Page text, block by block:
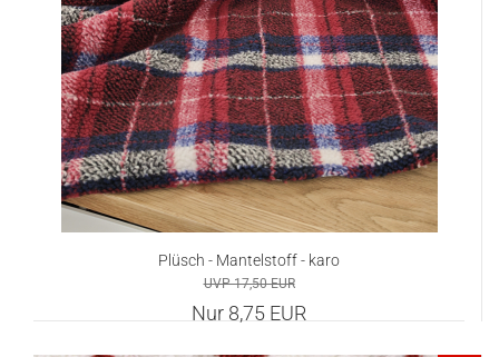
Plüsch - Mantelstoff - karo
UVP 17,50 EUR
Nur 8,75 EUR